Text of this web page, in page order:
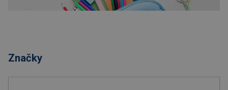
Značky